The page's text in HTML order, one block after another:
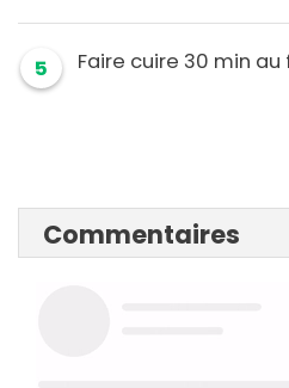
5 Faire cuire 30 min au
Commentaires